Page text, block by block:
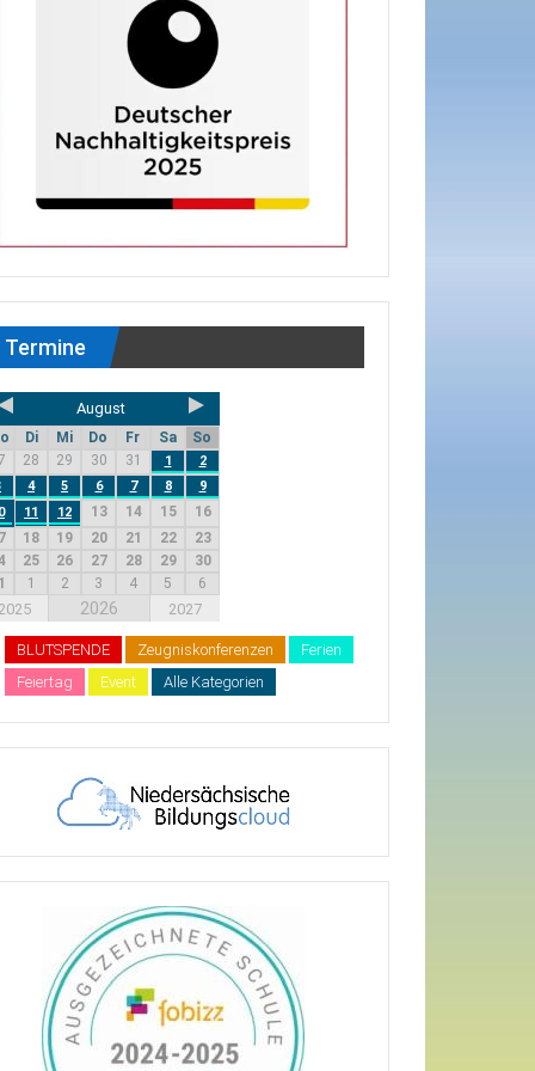
Termine
August
Di Mi Do Fr Sa
So
28 29 30 31 1
2
4 5 6 7 8
9
11 12 13 14 15
16
18 19 20 21 22
23
25 26 27 28 29
30
1 2 3 4 5 6
2025 2026 2027
BLUTSPENDE Zeugniskonferenzen
Ferien
Feiertag
Event Alle Kategorien